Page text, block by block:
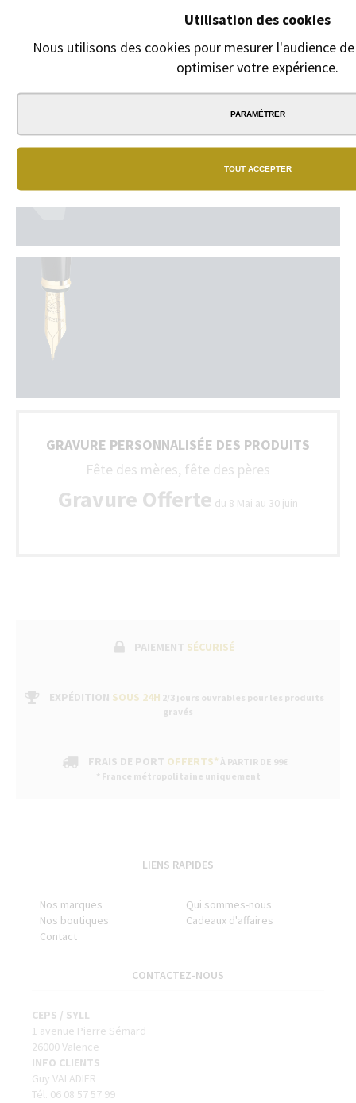
Utilisation des cookies
Nous utilisons des cookies pour mesurer l'audience
optimiser votre expérience.
PARAMÉTRER
TOUT ACCEPTER
GRAVURE PERSONNALISÉE DES PRODUITS
Fête des mères, fête des pères
Gravure Offerte du 8 Mai au 30 juin
PAIEMENT SÉCURISÉ
EXPÉDITION SOUS 24H 2/3 jours ouvrables pour les produits
gravés
FRAIS DE PORT OFFERTS* À PARTIR DE 99€
* France métropolitaine uniquement
LIENS RAPIDES
Nos marques
Qui sommes-nous
Nos boutiques
Cadeaux d'affaires
Contact
CONTACTEZ-NOUS
CEPS / SYLL
1 avenue Pierre Sémard
26000 Valence
INFO CLIENTS
Guy VALADIER
Tél. 06 08 57 57 99